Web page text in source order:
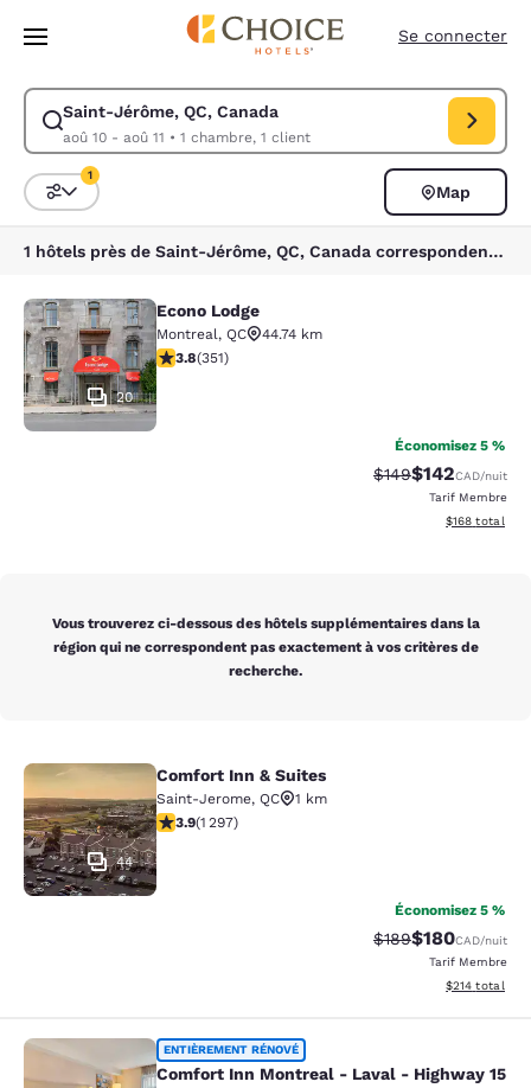
Sauter à Contenu Principal
Se connecter
Saint-Jérôme, QC, Canada
aoû 10 - aoû 11 • 1 chambre, 1 client
Modifier la recherche pour Saint-Jérôme, QC, Canada. Date d’arrivée
Triez et filtrez
1
Map
1 hôtels près de Saint-Jérôme, QC, Canada correspondent à vos filtres
Econo Lodge
20
Econo Lodge
Montreal, QC
44.74 km
3.83 étoiles. Bien. 351 commentaires
3.8(351)
Économisez 5 %
Tarif barré :
$149Tarif réduit :
$142CAD/nuit
Tarif Membre
Afficher les
$168 total
Vous trouverez ci-dessous des hôtels supplémentaires dans la
région qui ne correspondent pas exactement à vos critères de
recherche.
Comfort Inn & Suites
44
Comfort Inn & Suites
Saint-Jerome, QC
1 km
3.89 étoiles. Bien. 1297 commentaires
3.9(1 297)
Économisez 5 %
Tarif barré :
$189Tarif réduit :
$180CAD/nuit
Tarif Membre
Afficher les
$214 total
Comfort Inn Montreal - Laval -
ENTIÈREMENT RÉNOVÉ
Comfort Inn Montreal - Laval - Highway 15